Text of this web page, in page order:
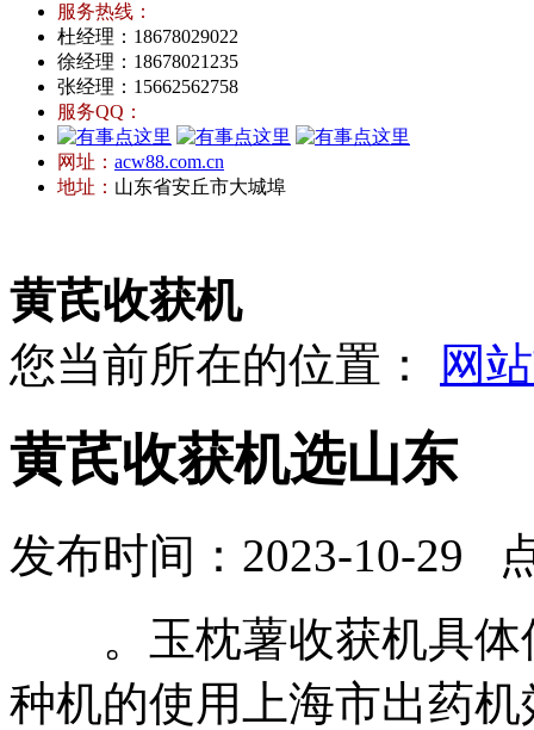
服务热线：
杜经理：18678029022
徐经理：18678021235
张经理：15662562758
服务QQ：
网址： acw88.com.cn
地址： 山东省安丘市大城埠
黄芪收获机
您当前所在的位置：
网
黄芪收获机选山东
发布时间：2023-10-29
。玉枕薯收获机具体
种机的使用上海市出药